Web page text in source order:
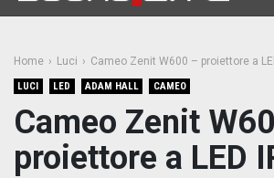
Home Luci Cameo Zenit W600 – proiettore a
LUCI LED ADAM HALL CAMEO
Cameo Zenit
proiettore a LED